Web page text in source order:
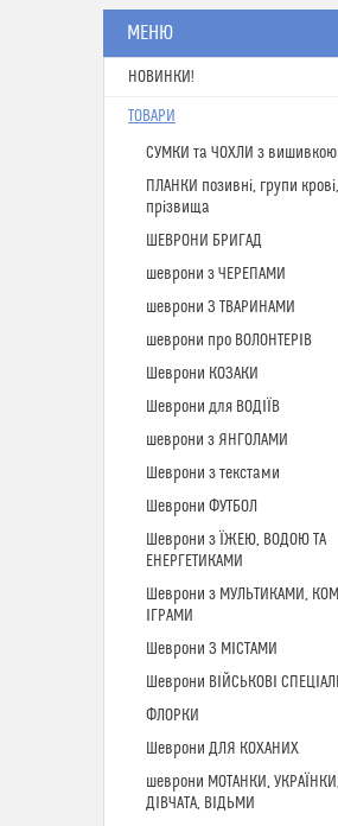
НОВИНКИ!
ТОВАРИ
СУМКИ та ЧОХЛИ з вишивкою
ПЛАНКИ позивні, групи крові,
прізвища
ШЕВРОНИ БРИГАД
шеврони з ЧЕРЕПАМИ
шеврони З ТВАРИНАМИ
шеврони про ВОЛОНТЕРІВ
Шеврони КОЗАКИ
Шеврони для ВОДІЇВ
шеврони з ЯНГОЛАМИ
Шеврони з текстами
Шеврони ФУТБОЛ
Шеврони з ЇЖЕЮ, ВОДОЮ ТА
ЕНЕРГЕТИКАМИ
Шеврони з МУЛЬТИКАМИ,
ІГРАМИ
Шеврони З МІСТАМИ
Шеврони ВІЙСЬКОВІ
ФЛОРКИ
Шеврони ДЛЯ КОХАНИХ
шеврони МОТАНКИ,
ДІВЧАТА, ВІДЬМИ